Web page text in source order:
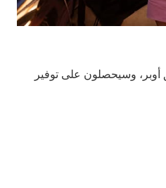
وسيحصلون على توفير